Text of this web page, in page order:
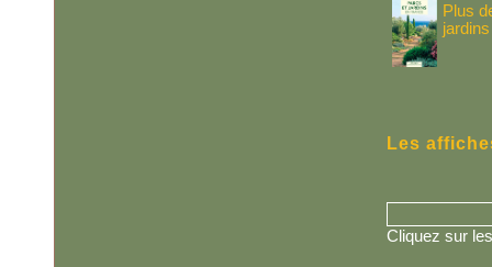
Plus
Les
Cliquez sur